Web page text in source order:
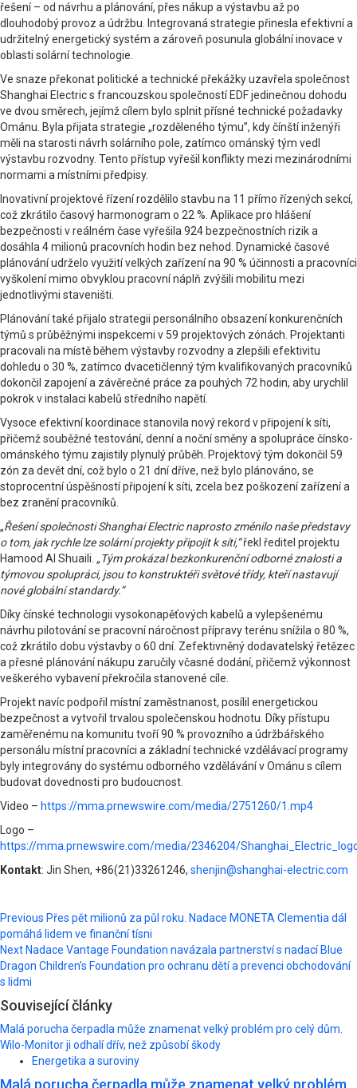
řešení – od návrhu a plánování, přes nákup a výstavbu až po
dlouhodobý provoz a údržbu. Integrovaná strategie přinesla efektivní a
udržitelný energetický systém a zároveň posunula globální inovace v
oblasti solární technologie.
Ve snaze překonat politické a technické překážky uzavřela společnost
Shanghai Electric s francouzskou společností EDF jedinečnou dohodu
ve dvou směrech, jejímž cílem bylo splnit přísné technické požadavky
Ománu. Byla přijata strategie „rozděleného týmu”, kdy čínští inženýři
měli na starosti návrh solárního pole, zatímco ománský tým vedl
výstavbu rozvodny. Tento přístup vyřešil konflikty mezi mezinárodními
normami a místními předpisy.
Inovativní projektové řízení rozdělilo stavbu na 11 přímo řízených sekcí,
což zkrátilo časový harmonogram o 22 %. Aplikace pro hlášení
bezpečnosti v reálném čase vyřešila 924 bezpečnostních rizik a
dosáhla 4 milionů pracovních hodin bez nehod. Dynamické časové
plánování udrželo využití velkých zařízení na 90 % účinnosti a pracovníci
vyškolení mimo obvyklou pracovní náplň zvýšili mobilitu mezi
jednotlivými staveništi.
Plánování také přijalo strategii personálního obsazení konkurenčních
týmů s průběžnými inspekcemi v 59 projektových zónách. Projektanti
pracovali na místě během výstavby rozvodny a zlepšili efektivitu
dohledu o 30 %, zatímco dvacetičlenný tým kvalifikovaných pracovníků
dokončil zapojení a závěrečné práce za pouhých 72 hodin, aby urychlil
pokrok v instalaci kabelů středního napětí.
Vysoce efektivní koordinace stanovila nový rekord v připojení k síti,
přičemž souběžné testování, denní a noční směny a spolupráce čínsko-
ománského týmu zajistily plynulý průběh. Projektový tým dokončil 59
zón za devět dní, což bylo o 21 dní dříve, než bylo plánováno, se
stoprocentní úspěšností připojení k síti, zcela bez poškození zařízení a
bez zranění pracovníků.
„Řešení společnosti Shanghai Electric naprosto změnilo naše představy
o tom, jak rychle lze solární projekty připojit k síti,”řekl ředitel projektu
Hamood Al Shuaili. „Tým prokázal bezkonkurenční odborné znalosti a
týmovou spolupráci, jsou to konstruktéři světové třídy, kteří nastavují
nové globální standardy.”
Díky čínské technologii vysokonapěťových kabelů a vylepšenému
návrhu pilotování se pracovní náročnost přípravy terénu snížila o 80 %,
což zkrátilo dobu výstavby o 60 dní. Zefektivněný dodavatelský řetězec
a přesné plánování nákupu zaručily včasné dodání, přičemž výkonnost
veškerého vybavení překročila stanovené cíle.
Projekt navíc podpořil místní zaměstnanost, posílil energetickou
bezpečnost a vytvořil trvalou společenskou hodnotu. Díky přístupu
zaměřenému na komunitu tvoří 90 % provozního a údržbářského
personálu místní pracovníci a základní technické vzdělávací programy
byly integrovány do systému odborného vzdělávání v Ománu s cílem
budovat dovednosti pro budoucnost.
Video – https://mma.prnewswire.com/media/2751260/1.mp4
Logo –
https://mma.prnewswire.com/media/2346204/
Kontakt: Jin Shen, +86(21)33261246, shenjin@shanghai-electric.com
Post
navigation
Previous Přes pět milionů za půl roku. Nadace MONETA Clementia dál
pomáhá lidem ve finanční tísni
Next Nadace Vantage Foundation navázala partnerství s nadací Blue
Dragon Children’s Foundation pro ochranu dětí a prevenci obchodování
s lidmi
Související články
Malá porucha čerpadla může znamenat velký problém pro celý dům.
Wilo-Monitor ji odhalí dřív, než způsobí škody
Energetika a suroviny
Malá porucha čerpadla může znamenat velký problém